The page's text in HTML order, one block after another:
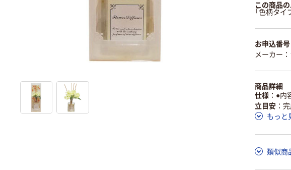
この商品
「色柄タイ
お申込番
メーカー
商品詳細
仕様
●内
立目安
もっと
類似商